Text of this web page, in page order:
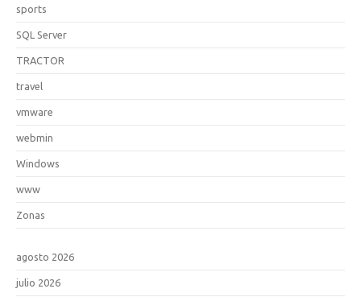
sports
SQL Server
TRACTOR
travel
vmware
webmin
Windows
www
Zonas
agosto 2026
julio 2026